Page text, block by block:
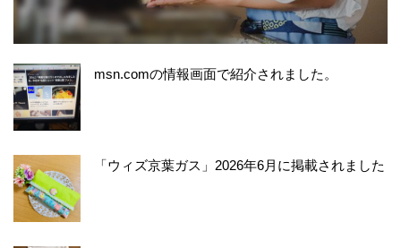
msn.comの情報画面で紹介されました。
「ウィズ京葉ガス」2026年6月に掲載されました